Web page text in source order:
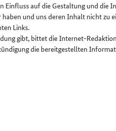
Einfluss auf die Gestaltung und die
und uns deren Inhalt nicht zu
Links.
gibt, bittet die Internet-
die bereitgestellten